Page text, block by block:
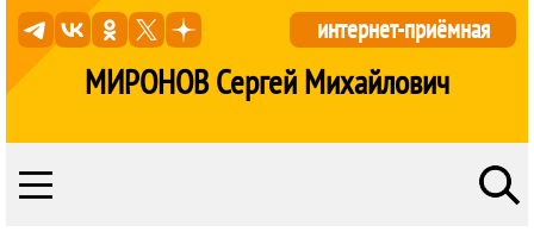
МИРОНОВ Сергей Михайлович
интернет-приёмная